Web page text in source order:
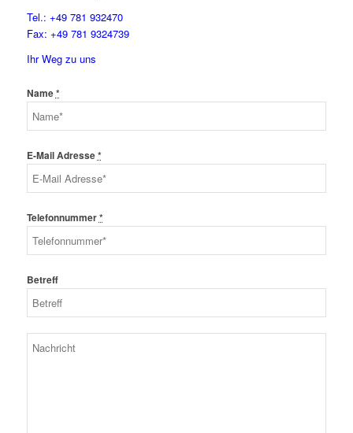
Tel.: +49 781 932470
Fax: +49 781 9324739
Ihr Weg zu uns
Name*
E-Mail Adresse*
Telefonnummer*
Betreff